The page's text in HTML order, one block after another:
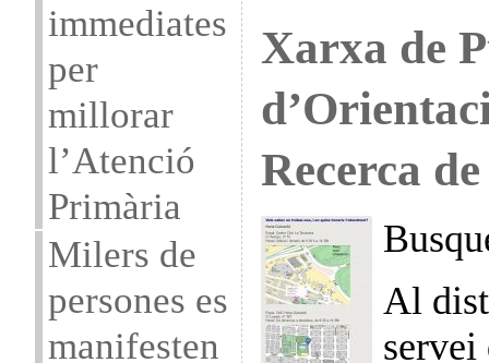
immediates
per
millorar
l’Atenció
Primària
Milers de
persones es
manifesten
Xarxa de
Recerca
Al